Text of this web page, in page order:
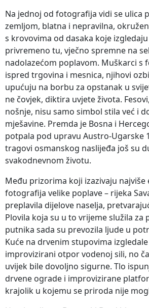
Na jednoj od fotografija vidi se ulica
zemljom, blatna i nepravilna,
s krovovima od dasaka koje
privremeno tu, vječno spremne na
nadolazećom poplavom. Muškarci s
ispred trgovina i mesnica, njihovi
upućuju na borbu za opstanak u
ne čovjek, diktira uvjete života.
nošnje, nisu samo simbol stila već i
mješavine. Premda je Bosna i
potpala pod upravu Austro-Ugarske
tragovi osmanskog naslijeđa još su
svakodnevnom životu.
Među prizorima koji izazivaju najviše
fotografija velike poplave – rijeka
preplavila dijelove naselja,
Plovila koja su u to vrijeme služila za
putnika sada su prevozila ljude u
Kuće na drvenim stupovima
improvizirani otpor vodenoj sili, no
uvijek bile dovoljno sigurne. Tlo
drvene ograde i improvizirane
krajolik u kojemu se priroda nije